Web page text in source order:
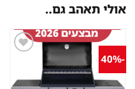
אולי תאהב גם..
במועדפים